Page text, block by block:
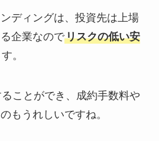
ディングは、投資先は上場
企業なのでリスクの低い安
。
ことができ、成約手数料や
もうれしいですね。